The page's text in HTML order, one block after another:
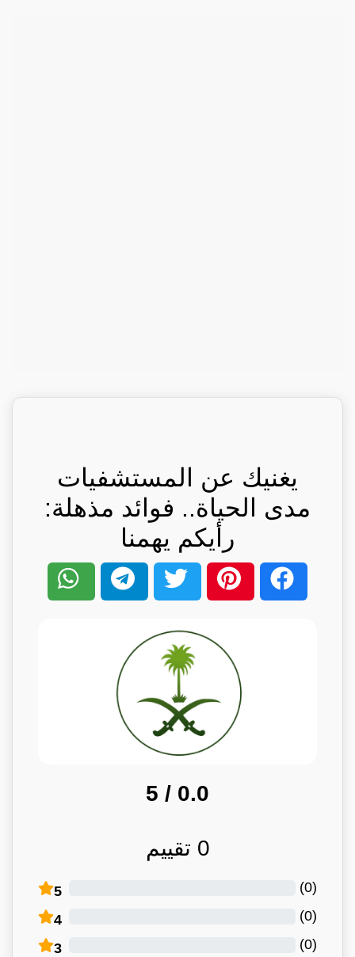
يغنيك عن المستشفيات
مدى الحياة.. فوائد مذهلة:
رأيكم يهمنا
0.0
/ 5
0 تقييم
5 (
0
)
4 (
0
)
3 (
0
)